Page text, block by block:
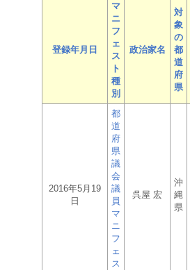
登録年月日
マ
ニ
フ
ェ
ス
ト
種
別
政治家名
対
象
の
都
道
府
県
2016年5月19
日
都
道
府
県
議
会
議
員
マ
ニ
フ
ェ
ス
呉屋 宏
沖
縄
県